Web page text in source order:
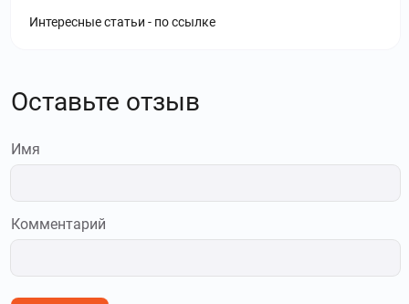
Интересные статьи - по ссылке
Оставьте отзыв
Имя
Комментарий